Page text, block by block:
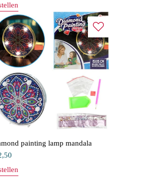
painting lamp mandala